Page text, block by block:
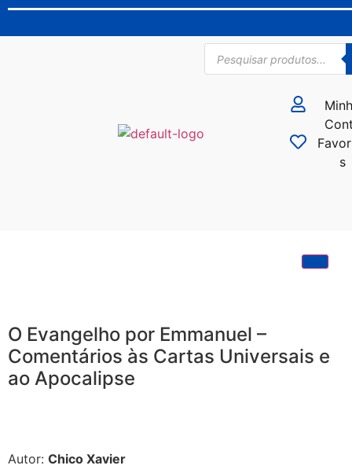
s
O Evangelho por Emmanuel –
Comentários às Cartas Universais e
ao Apocalipse
Autor: Chico Xavier